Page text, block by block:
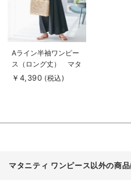
商
品
詳
細
を
Aライン半袖ワンピー
ス（ロング丈） マタ
ニティ・授乳服【出産
￥4,390 (税込)
マタニティ ワンピース以外の商